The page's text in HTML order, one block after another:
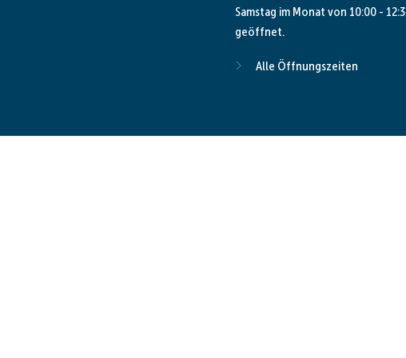
Samstag im Monat von 10:00 -
geöffnet.
Alle Öffnungszeiten